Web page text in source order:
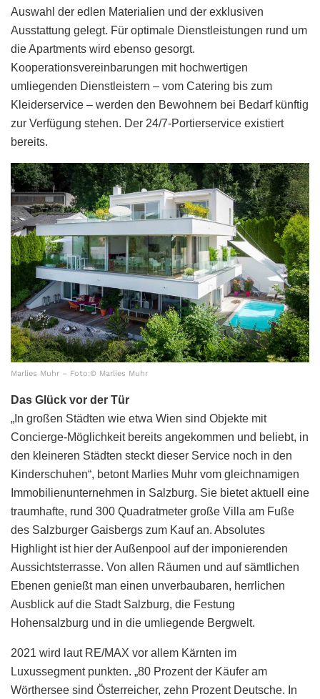
Auswahl der edlen Materialien und der exklusiven
Ausstattung gelegt. Für optimale Dienstleistungen rund um
die Apartments wird ebenso gesorgt.
Kooperationsvereinbarungen mit hochwertigen
umliegenden Dienstleistern – vom Catering bis zum
Kleiderservice – werden den Bewohnern bei Bedarf künftig
zur Verfügung stehen. Der 24/7-Portierservice existiert
bereits.
Marlies Muhr – Foto:© Marlies Muhr
Das Glück vor der Tür
„In großen Städten wie etwa Wien sind Objekte mit
Concierge-Möglichkeit bereits angekommen und beliebt, in
den kleineren Städten steckt dieser Service noch in den
Kinderschuhen“, betont Marlies Muhr vom gleichnamigen
Immobilienunternehmen in Salzburg. Sie bietet aktuell eine
traumhafte, rund 300 Quadratmeter große Villa am Fuße
des Salzburger Gaisbergs zum Kauf an. Absolutes
Highlight ist hier der Außenpool auf der imponierenden
Aussichtsterrasse. Von allen Räumen und auf sämtlichen
Ebenen genießt man einen unverbaubaren, herrlichen
Ausblick auf die Stadt Salzburg, die Festung
Hohensalzburg und in die umliegende Bergwelt.
2021 wird laut RE/MAX vor allem Kärnten im
Luxussegment punkten. „80 Prozent der Käufer am
Wörthersee sind Österreicher, zehn Prozent Deutsche. In